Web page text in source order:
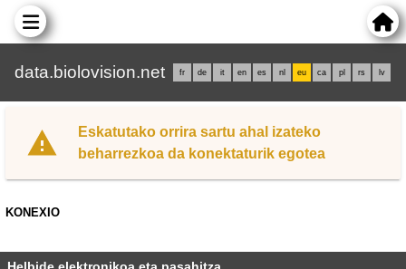
data.biolovision.net fr de it en es nl eu ca pl rs lv
Eskatutako orrira sartu ahal izateko
beharrezkoa da konektaturik egotea
KONEXIO
Helbide elektronikoa eta pasahitza